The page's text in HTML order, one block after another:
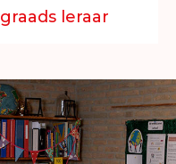
leraar